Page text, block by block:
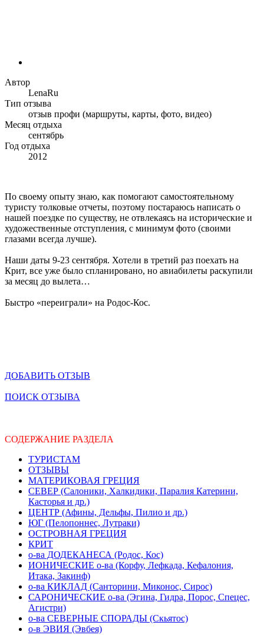
Автор
LenaRu
Тип отзыва
отзыв профи (маршруты, карты, фото, видео)
Месяц отдыха
сентябрь
Год отдыха
2012
По своему опыту знаю, как помогают самостоятельному
туристу толковые отчеты, поэтому постараюсь написать о
нашей поездке по существу, не отвлекаясь на исторические и
художественные отступления, с минимум фото (своими
глазами всегда лучше).
Наши даты 9-23 сентября. Хотели в третий раз поехать на
Крит, все уже было спланировано, но авиабилеты раскупили
за месяц до вылета…
Быстро «переиграли» на Родос-Кос.
ДОБАВИТЬ ОТЗЫВ
ПОИСК ОТЗЫВА
СОДЕРЖАНИЕ РАЗДЕЛА
ТУРИСТАМ
ОТЗЫВЫ
МАТЕРИКОВАЯ ГРЕЦИЯ
СЕВЕР (Салоники, Халкидики, Паралия Катерини,
Касторья и др.)
ЦЕНТР (Афины, Дельфы, Пилио и др.)
ЮГ (Пелопоннес, Лутраки)
ОСТРОВНАЯ ГРЕЦИЯ
КРИТ
о-ва ДОДЕКАНЕСА (Родос, Кос)
ИОНИЧЕСКИЕ о-ва (Корфу, Лефкада, Кефалония,
Итака, Закинф)
о-ва КИКЛАД (Санторини, Миконос, Сирос)
САРОНИЧЕСКИЕ о-ва (Эгина, Гидра, Порос, Спецес,
Агистри)
о-ва СЕВЕРНЫЕ СПОРАДЫ (Скьятос)
о-в ЭВИЯ (Эвбея)